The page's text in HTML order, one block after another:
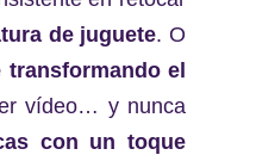
de juguete. O
el
vídeo… y nunca
con un toque